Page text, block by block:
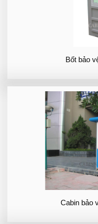
Bốt bảo
Cabin bảo